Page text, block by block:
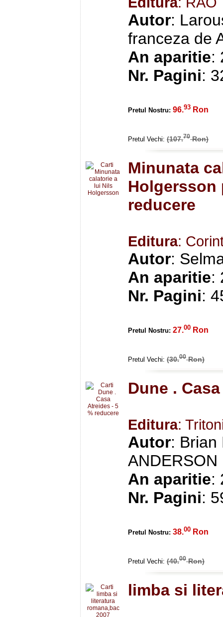
Autor:
franceza de
An aparitie:
Nr. Pagini:
Pretul Nostru: 96.93 Ron
Pretul Vechi: (107.70Ron)
Minunata
Holgersson
reducere
Editura:
Autor:
An aparitie:
Nr. Pagini:
Pretul Nostru: 27.00 Ron
Pretul Vechi: (30.00Ron)
Dune .
Editura:
Autor: Brian
ANDERSON
An aparitie:
Nr. Pagini:
Pretul Nostru: 38.00 Ron
Pretul Vechi: (40.00Ron)
limba si